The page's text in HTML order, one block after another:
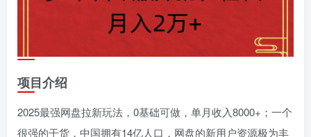
项目介绍
2025最强网盘拉新玩法，0基础可做，单月收入8000+；一个
很强的干货，中国拥有14亿人口，网盘的新用户资源极为丰